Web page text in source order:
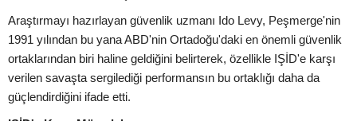
Araştırmayı hazırlayan güvenlik uzmanı Ido Levy, Peşmerge'nin
1991 yılından bu yana ABD'nin Ortadoğu'daki en önemli güvenlik
ortaklarından biri haline geldiğini belirterek, özellikle IŞİD'e karşı
verilen savaşta sergilediği performansın bu ortaklığı daha da
güçlendirdiğini ifade etti.